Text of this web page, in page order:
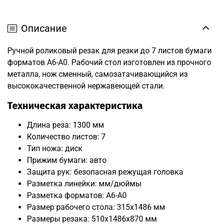
Описание
Ручной роликовый резак для резки до 7 листов бумаги
форматов A6-A0. Рабочий стол изготовлен из прочного
металла, нож сменный, самозатачивающийся из
высококачественной нержавеющей стали.
Техническая характеристика
Длина реза: 1300 мм
Количество листов: 7
Тип ножа: диск
Прижим бумаги: авто
Защита рук: безопасная режущая головка
Разметка линейки: мм/дюймы
Разметка форматов: А6-А0
Размер рабочего стола: 315x1486 мм
Размеры резака: 510x1486x870 мм